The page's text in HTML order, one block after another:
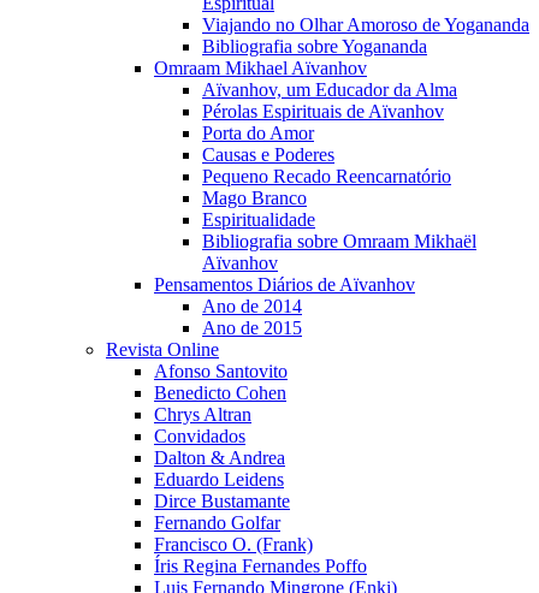
Viajando no Olhar Amoroso de Yogananda
Bibliografia sobre Yogananda
Omraam Mikhael Aïvanhov
Aïvanhov, um Educador da Alma
Pérolas Espirituais de Aïvanhov
Porta do Amor
Causas e Poderes
Pequeno Recado Reencarnatório
Mago Branco
Espiritualidade
Bibliografia sobre Omraam Mikhaël
Aïvanhov
Pensamentos Diários de Aïvanhov
Ano de 2014
Ano de 2015
Revista Online
Afonso Santovito
Benedicto Cohen
Chrys Altran
Convidados
Dalton & Andrea
Eduardo Leidens
Dirce Bustamante
Fernando Golfar
Francisco O. (Frank)
Íris Regina Fernandes Poffo
Luis Fernando Mingrone (Enki)